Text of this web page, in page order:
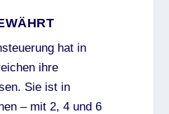
hat in
ihre
Sie ist in
– mit 2, 4 und 6